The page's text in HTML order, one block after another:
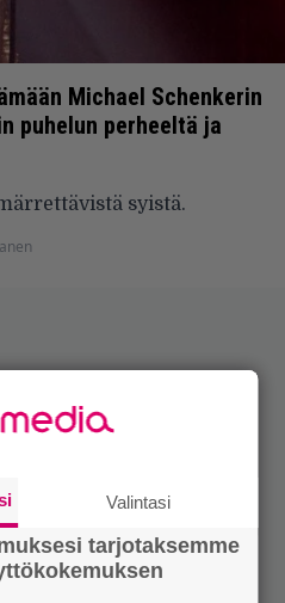
Michael Schenkerin
puhelun perheeltä ja
syistä.
Valintasi
tarjotaksemme